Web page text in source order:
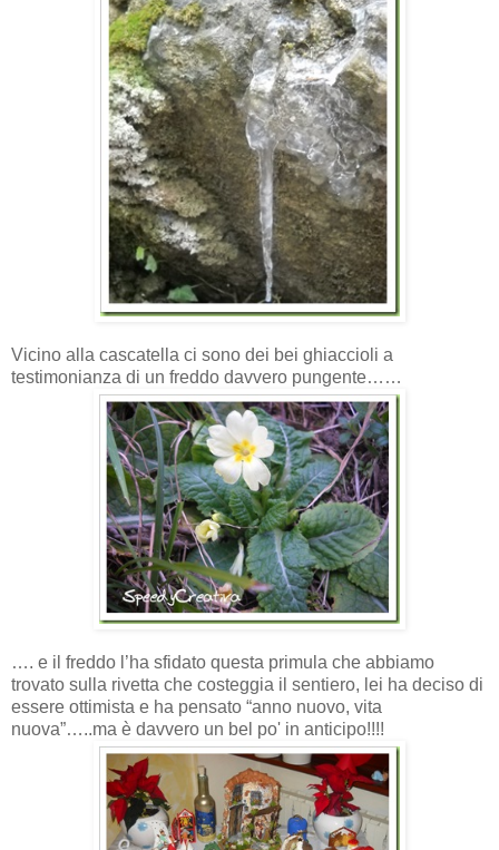
Vicino alla cascatella ci sono dei bei ghiaccioli a
testimonianza di un freddo davvero pungente……
…. e il freddo l’ha sfidato questa primula che abbiamo
trovato sulla rivetta che costeggia il sentiero, lei ha deciso di
essere ottimista e ha pensato “anno nuovo, vita
nuova”…..ma è davvero un bel po' in anticipo!!!!